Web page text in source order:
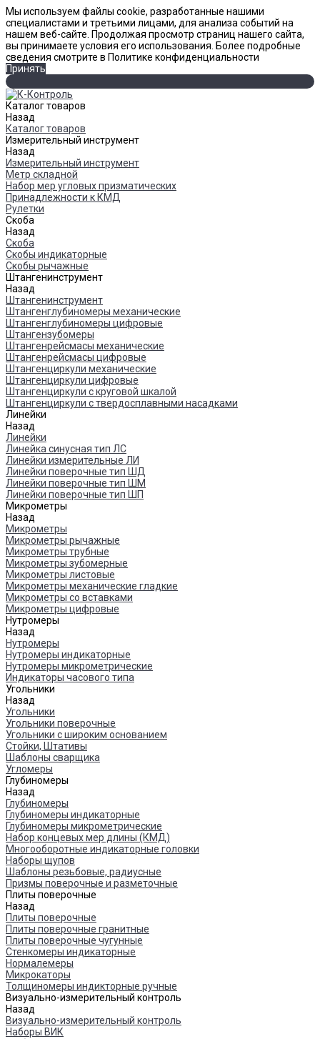
Мы используем файлы cookie, разработанные нашими
специалистами и третьими лицами, для анализа событий на
нашем веб-сайте. Продолжая просмотр страниц нашего сайта,
вы принимаете условия его использования. Более подробные
сведения смотрите в Политике конфиденциальности
Принять
Каталог товаров
Назад
Каталог товаров
Измерительный инструмент
Назад
Измерительный инструмент
Метр складной
Набор мер угловых призматических
Принадлежности к КМД
Рулетки
Скоба
Назад
Скоба
Скобы индикаторные
Скобы рычажные
Штангенинструмент
Назад
Штангенинструмент
Штангенглубиномеры механические
Штангенглубиномеры цифровые
Штангензубомеры
Штангенрейсмасы механические
Штангенрейсмасы цифровые
Штангенциркули механические
Штангенциркули цифровые
Штангенциркули с круговой шкалой
Штангенциркули с твердосплавными насадками
Линейки
Назад
Линейки
Линейка синусная тип ЛС
Линейки измерительные ЛИ
Линейки поверочные тип ШД
Линейки поверочные тип ШМ
Линейки поверочные тип ШП
Микрометры
Назад
Микрометры
Микрометры рычажные
Микрометры трубные
Микрометры зубомерные
Микрометры листовые
Микрометры механические гладкие
Микрометры со вставками
Микрометры цифровые
Нутромеры
Назад
Нутромеры
Нутромеры индикаторные
Нутромеры микрометрические
Индикаторы часового типа
Угольники
Назад
Угольники
Угольники поверочные
Угольники с широким основанием
Стойки, Штативы
Шаблоны сварщика
Угломеры
Глубиномеры
Назад
Глубиномеры
Глубиномеры индикаторные
Глубиномеры микрометрические
Набор концевых мер длины (КМД)
Многооборотные индикаторные головки
Наборы щупов
Шаблоны резьбовые, радиусные
Призмы поверочные и разметочные
Плиты поверочные
Назад
Плиты поверочные
Плиты поверочные гранитные
Плиты поверочные чугунные
Стенкомеры индикаторные
Нормалемеры
Микрокаторы
Толщиномеры индикторные ручные
Визуально-измерительный контроль
Назад
Визуально-измерительный контроль
Наборы ВИК